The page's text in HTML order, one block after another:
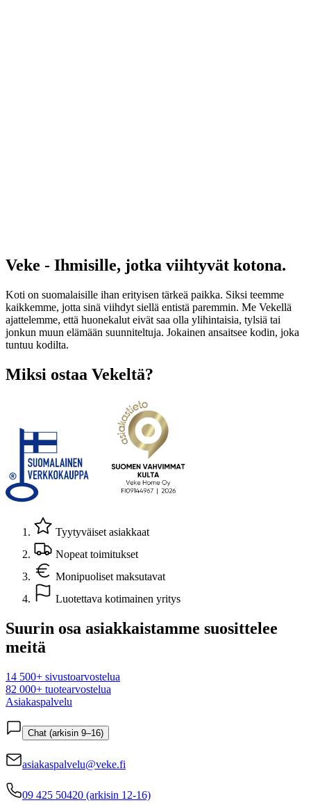
Veke - Ihmisille, jotka viihtyvät kotona.
Koti on suomalaisille ihan erityisen tärkeä paikka. Siksi teemme
kaikkemme, jotta sinä viihdyt siellä entistä paremmin. Me Vekellä
ajattelemme, että huonekalut eivät saa olla ylihintaisia, tylsiä tai
jonkun muun elämään suunniteltuja. Jokainen ansaitsee kodin, joka
tuntuu kodilta.
Miksi ostaa Vekeltä?
Tyytyväiset asiakkaat
Nopeat toimitukset
Monipuoliset maksutavat
Luotettava kotimainen yritys
Suurin osa asiakkaistamme suosittelee
meitä
14 500+ sivustoarvostelua
82 000+ tuotearvostelua
Asiakaspalvelu
Chat (arkisin 9–16)
asiakaspalvelu@veke.fi
09 425 50420 (arkisin 12-16)